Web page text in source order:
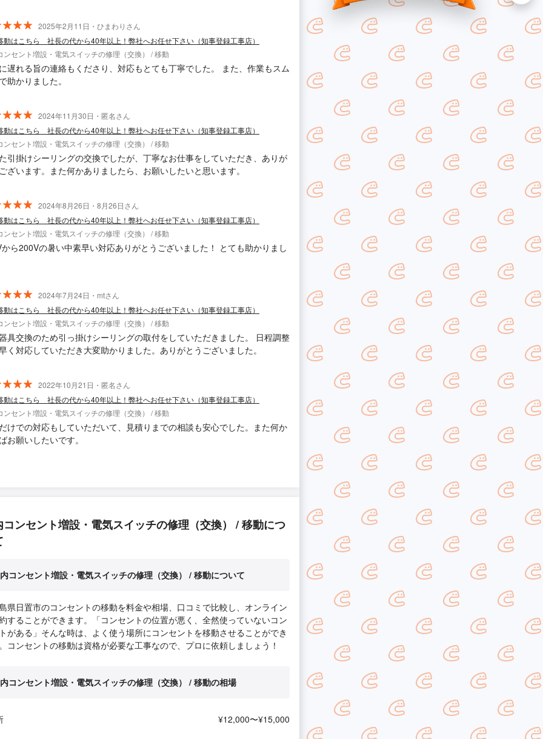
2025年2月11日・ひまわりさん
動はこちら 社長の代から40年以上！弊社へお任せ下さい（知事登録工事店）
ンセント増設・電気スイッチの修理（交換） / 移動
遅れる旨の連絡もくださり、対応もとても丁寧でした。 また、作業もスム
助かりました。
2024年11月30日・匿名さん
動はこちら 社長の代から40年以上！弊社へお任せ下さい（知事登録工事店）
ンセント増設・電気スイッチの修理（交換） / 移動
引掛けシーリングの交換でしたが、丁寧なお仕事をしていただき、ありが
ざいます。また何かありましたら、お願いしたいと思います。
2024年8月26日・8月26日さん
動はこちら 社長の代から40年以上！弊社へお任せ下さい（知事登録工事店）
ンセント増設・電気スイッチの修理（交換） / 移動
ら200Vの暑い中素早い対応ありがとうございました！ とても助かりまし
2024年7月24日・mtさん
動はこちら 社長の代から40年以上！弊社へお任せ下さい（知事登録工事店）
ンセント増設・電気スイッチの修理（交換） / 移動
具交換のため引っ掛けシーリングの取付をしていただきました。 日程調整
く対応していただき大変助かりました。ありがとうございました。
2022年10月21日・匿名さん
動はこちら 社長の代から40年以上！弊社へお任せ下さい（知事登録工事店）
ンセント増設・電気スイッチの修理（交換） / 移動
けでの対応もしていただいて、見積りまでの相談も安心でした。また何か
お願いしたいです。
コンセント増設・電気スイッチの修理（交換） / 移動につ
コンセント増設・電気スイッチの修理（交換） / 移動について
県日置市のコンセントの移動を料金や相場、口コミで比較し、オンライン
することができます。「コンセントの位置が悪く、全然使っていないコン
がある」そんな時は、よく使う場所にコンセントを移動させることができ
コンセントの移動は資格が必要な工事なので、プロに依頼しましょう！
コンセント増設・電気スイッチの修理（交換） / 移動の相場
¥12,000〜¥15,000